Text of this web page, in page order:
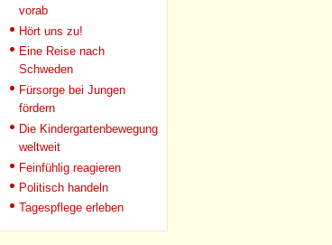
vorab
Hört uns zu!
Eine Reise nach
Schweden
Fürsorge bei Jungen
fördern
Die Kindergartenbewegung
weltweit
Feinfühlig reagieren
Politisch handeln
Tagespflege erleben